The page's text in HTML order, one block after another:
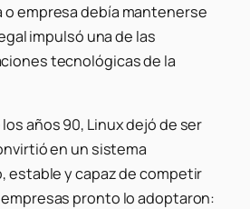
empresa debía mantenerse
impulsó una de las
tecnológicas de la
años 90, Linux dejó de ser
en un sistema
estable y capaz de competir
pronto lo adoptaron: